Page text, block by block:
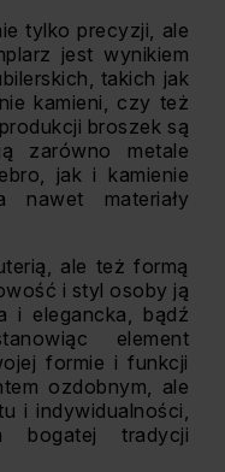
tylko precyzji, ale
jest wynikiem
takich jak
kamieni, czy też
broszek są
zarówno metale
jak i kamienie
nawet materiały
ale też formą
i styl osoby ją
i elegancka, bądź
element
formie i funkcji
ozdobnym, ale
i indywidualności,
bogatej tradycji